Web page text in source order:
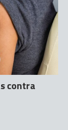
contra